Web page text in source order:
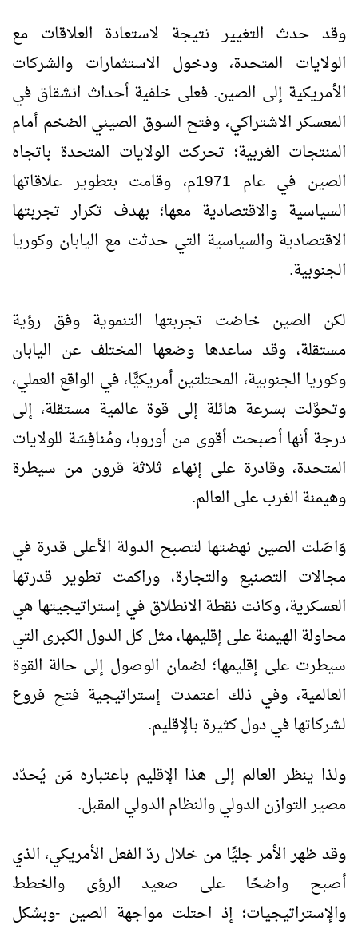
وقد حدث التغيير نتيجة لاستعادة العلاقات مع
الولايات المتحدة، ودخول الاستثمارات والشركات
الأمريكية إلى الصين. فعلى خلفية أحداث انشقاق في
المعسكر الاشتراكي، وفتح السوق الصيني الضخم أمام
المنتجات الغربية؛ تحركت الولايات المتحدة باتجاه
الصين في عام 1971م، وقامت بتطوير علاقاتها
السياسية والاقتصادية معها؛ بهدف تكرار تجربتها
الاقتصادية والسياسية التي حدثت مع اليابان وكوريا
الجنوبية.
لكن الصين خاضت تجربتها التنموية وفق رؤية
مستقلة، وقد ساعدها وضعها المختلف عن اليابان
وكوريا الجنوبية، المحتلتين أمريكيًّا، في الواقع العملي،
وتحوَّلت بسرعة هائلة إلى قوة عالمية مستقلة، إلى
درجة أنها أصبحت أقوى من أوروبا، ومُنافِسَة للولايات
المتحدة، وقادرة على إنهاء ثلاثة قرون من سيطرة
وهيمنة الغرب على العالم.
وَاصَلت الصين نهضتها لتصبح الدولة الأعلى قدرة في
مجالات التصنيع والتجارة، وراكمت تطوير قدرتها
العسكرية، وكانت نقطة الانطلاق في إستراتيجيتها هي
محاولة الهيمنة على إقليمها، مثل كل الدول الكبرى التي
سيطرت على إقليمها؛ لضمان الوصول إلى حالة القوة
العالمية، وفي ذلك اعتمدت إستراتيجية فتح فروع
لشركاتها في دول كثيرة بالإقليم.
ولذا ينظر العالم إلى هذا الإقليم باعتباره مَن يُحدّد
مصير التوازن الدولي والنظام الدولي المقبل.
وقد ظهر الأمر جليًّا من خلال ردّ الفعل الأمريكي، الذي
أصبح واضحًا على صعيد الرؤى والخطط
والإستراتيجيات؛ إذ احتلت مواجهة الصين -وبشكل